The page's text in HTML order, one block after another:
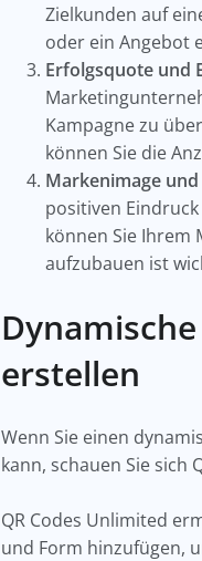
Zielkunden auf
oder ein Angebot
Erfolgsquote und
Kampagne zu
können Sie die
Markenimage
positiven
können Sie Ihrem
aufzubauen ist
erstellen
Wenn Sie einen
kann, schauen Sie sich
QR Codes Unlimited
und Form hinzufügen,